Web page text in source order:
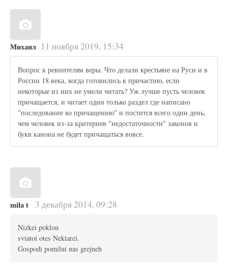
Михаил 11 ноября 2019, 15:34
Вопрос к ревнителям веры. Что делали крестьяне на Руси и в
России 18 века, когда готовились к причастию, если
некоторые из них не умели читать? Уж лучше пусть человек
причащается, и читает один только раздел где написано
"последование ко причащению" и постится всего один день,
чем человек из-за критериев "недостаточности" законов и
букв канона не будет причащаться вовсе.
mila t 3 декабря 2014, 09:28
Nizkei poklon
sviatoi otes Nektarei.
Gospodi pomilui nas grejneh